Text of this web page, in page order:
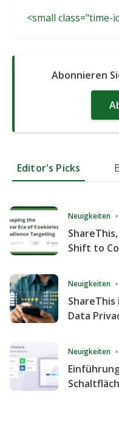
<small class="time-
Abonnieren
Editor's Picks
Neuigkeiten
Shift to
Neuigkeiten
ShareThis
Data
Neuigkeiten